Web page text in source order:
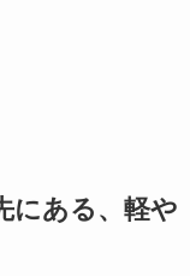
にある、軽や